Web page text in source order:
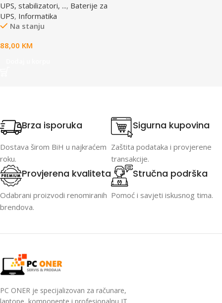
UPS, stabilizatori, ..., Baterije za
UPS, Informatika
Na stanju
88,00 KM
Brza isporuka
Dostava širom BiH u najkraćem
roku.
Sigurna kupovina
Zaštita podataka i provjerene
transakcije.
Provjerena kvaliteta
Odabrani proizvodi renomiranih
brendova.
Stručna podrška
Pomoć i savjeti iskusnog tima.
PC ONER je specijalizovan za računare,
laptope, komponente i profesionalnu IT